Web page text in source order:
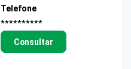
Telefone
**********
Consultar